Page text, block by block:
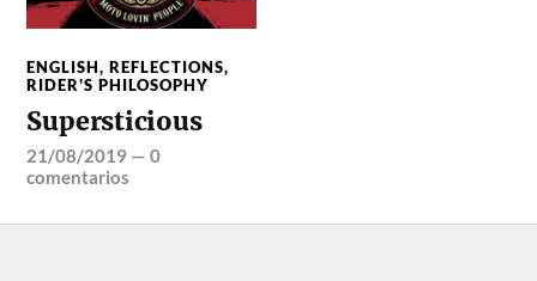
ENGLISH,REFLECTIONS,
RIDER'S PHILOSOPHY
Supersticious
21/08/2019 —0
comentarios